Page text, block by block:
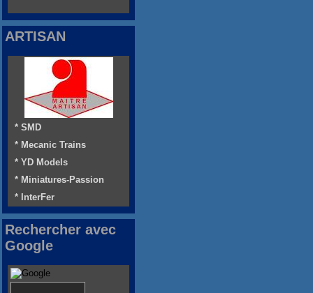
ARTISAN
* SMD
* Mecanic Trains
* YD Models
* Miniatures-Passion
* InterFer
Rechercher avec
Google